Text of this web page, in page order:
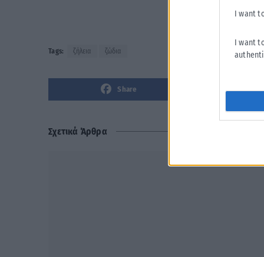
I want
I want
Tags: ζήλεια ζώδια
Share
Σχετικά Άρθρα